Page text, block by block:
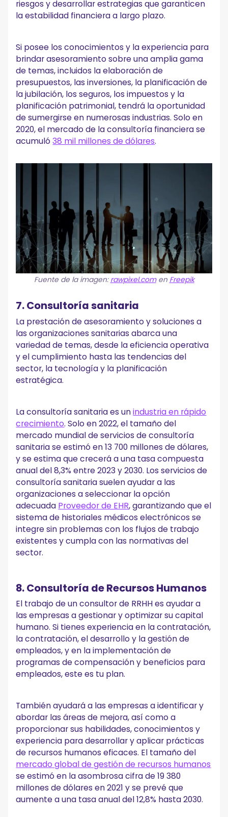
riesgos y desarrollar estrategias que garanticen
la estabilidad financiera a largo plazo.
Si posee los conocimientos y la experiencia para
brindar asesoramiento sobre una amplia gama
de temas, incluidos la elaboración de
presupuestos, las inversiones, la planificación de
la jubilación, los seguros, los impuestos y la
planificación patrimonial, tendrá la oportunidad
de sumergirse en numerosas industrias. Solo en
2020, el mercado de la consultoría financiera se
acumuló38 mil millones de dólares.
Fuente de la imagen: rawpixel.comen Freepik
7. Consultoría sanitaria
La prestación de asesoramiento y soluciones a
las organizaciones sanitarias abarca una
variedad de temas, desde la eficiencia operativa
y el cumplimiento hasta las tendencias del
sector, la tecnología y la planificación
estratégica.
La consultoría sanitaria es unindustria en rápido
crecimiento. Solo en 2022, el tamaño del
mercado mundial de servicios de consultoría
sanitaria se estimó en 13 700 millones de dólares,
y se estima que crecerá a una tasa compuesta
anual del 8,3% entre 2023 y 2030. Los servicios de
consultoría sanitaria suelen ayudar a las
organizaciones a seleccionar la opción
adecuada Proveedor de EHR, garantizando que el
sistema de historiales médicos electrónicos se
integre sin problemas con los flujos de trabajo
existentes y cumpla con las normativas del
sector.
8. Consultoría de Recursos Humanos
El trabajo de un consultor de RRHH es ayudar a
las empresas a gestionar y optimizar su capital
humano. Si tienes experiencia en la contratación,
la contratación, el desarrollo y la gestión de
empleados, y en la implementación de
programas de compensación y beneficios para
empleados, este es tu plan.
También ayudará a las empresas a identificar y
abordar las áreas de mejora, así como a
proporcionar sus habilidades, conocimientos y
experiencia para desarrollar y aplicar prácticas
de recursos humanos eficaces. El tamaño del
mercado global de gestión de recursos humanos
se estimó en la asombrosa cifra de 19 380
millones de dólares en 2021 y se prevé que
aumente a una tasa anual del 12,8% hasta 2030.